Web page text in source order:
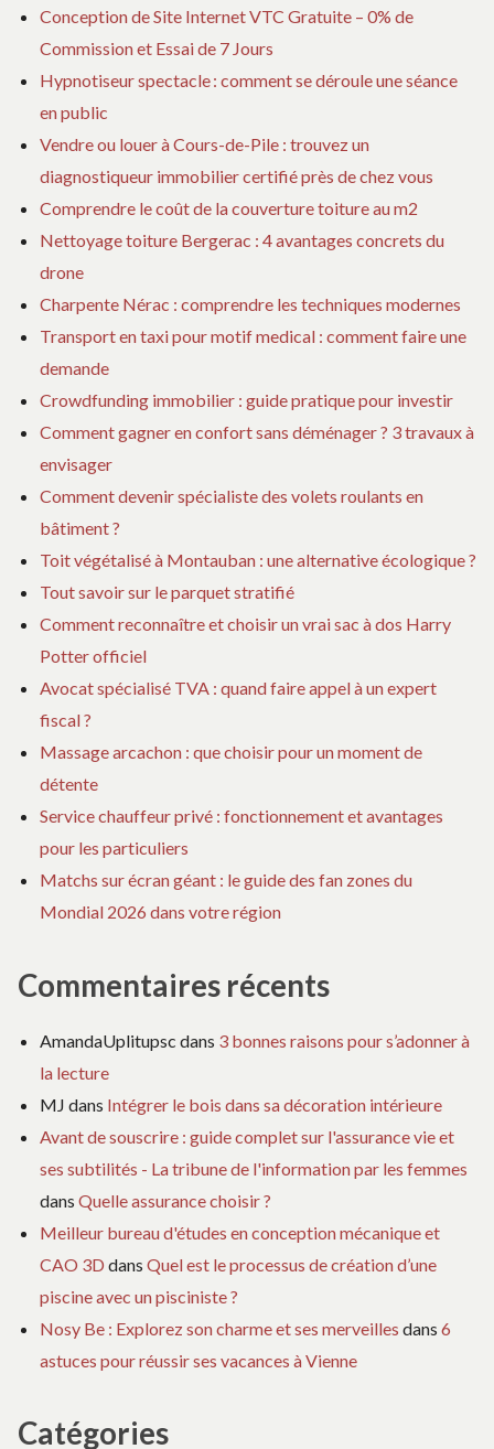
Conception de Site Internet VTC Gratuite – 0% de
Commission et Essai de 7 Jours
Hypnotiseur spectacle : comment se déroule une séance
en public
Vendre ou louer à Cours-de-Pile : trouvez un
diagnostiqueur immobilier certifié près de chez vous
Comprendre le coût de la couverture toiture au m2
Nettoyage toiture Bergerac : 4 avantages concrets du
drone
Charpente Nérac : comprendre les techniques modernes
Transport en taxi pour motif medical : comment faire une
demande
Crowdfunding immobilier : guide pratique pour investir
Comment gagner en confort sans déménager ? 3 travaux à
envisager
Comment devenir spécialiste des volets roulants en
bâtiment ?
Toit végétalisé à Montauban : une alternative écologique ?
Tout savoir sur le parquet stratifié
Comment reconnaître et choisir un vrai sac à dos Harry
Potter officiel
Avocat spécialisé TVA : quand faire appel à un expert
fiscal ?
Massage arcachon : que choisir pour un moment de
détente
Service chauffeur privé : fonctionnement et avantages
pour les particuliers
Matchs sur écran géant : le guide des fan zones du
Mondial 2026 dans votre région
Commentaires récents
AmandaUplitupsc dans 3 bonnes raisons pour s’adonner à
la lecture
MJ dans Intégrer le bois dans sa décoration intérieure
Avant de souscrire : guide complet sur l'assurance vie et
ses subtilités - La tribune de l'information par les femmes
dans Quelle assurance choisir ?
Meilleur bureau d'études en conception mécanique et
CAO 3D dans Quel est le processus de création d’une
piscine avec un pisciniste ?
Nosy Be : Explorez son charme et ses merveilles dans 6
astuces pour réussir ses vacances à Vienne
Catégories